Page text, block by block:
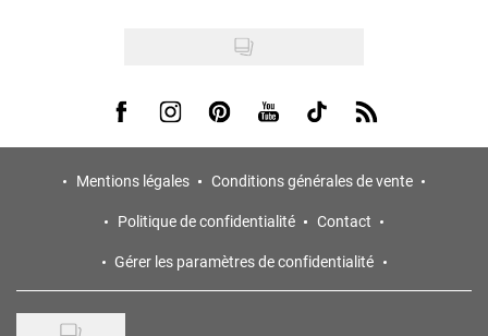
Visit us on Facebook
Visit us on Instagram
Visit us on Pinterest
Visit us on Youtube
Visit us on Tiktok
Visit us on Rss
Mentions légales
Conditions générales de vente
Politique de confidentialité
Contact
Gérer les paramètres de confidentialité